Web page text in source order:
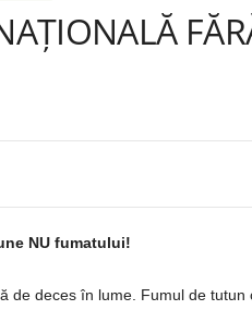
NU fumatului!
de deces în lume. Fumul de tutun